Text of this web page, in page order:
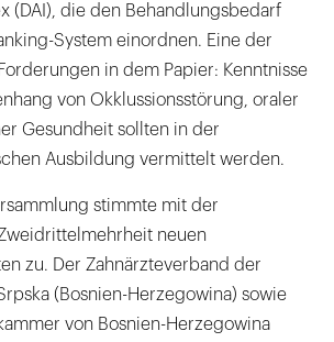
(DAI), die den Behandlungsbedarf
System einordnen. Eine der
in dem Papier: Kenntnisse
von Okklussionsstörung, oraler
Gesundheit sollten in der
Ausbildung vermittelt werden.
stimmte mit der
neuen
zu. Der Zahnärzteverband der
(Bosnien-Herzegowina) sowie
von Bosnien-Herzegowina